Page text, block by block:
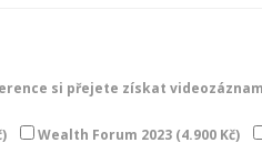
si přejete získat
Wealth Forum 2023 (4.900 Kč)